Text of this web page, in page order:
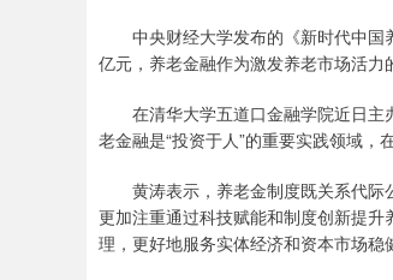
中央财经大学发布的《新时代中国
亿元，养老金融作为激发养老市场活力
在清华大学五道口金融学院近日主
老金融是“投资于人”的重要实践领域，
黄涛表示，养老金制度既关系代际
更加注重通过科技赋能和制度创新提
理，更好地服务实体经济和资本市场稳